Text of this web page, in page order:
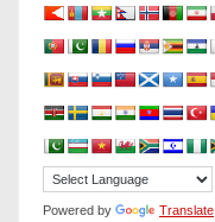
Powered by Translate